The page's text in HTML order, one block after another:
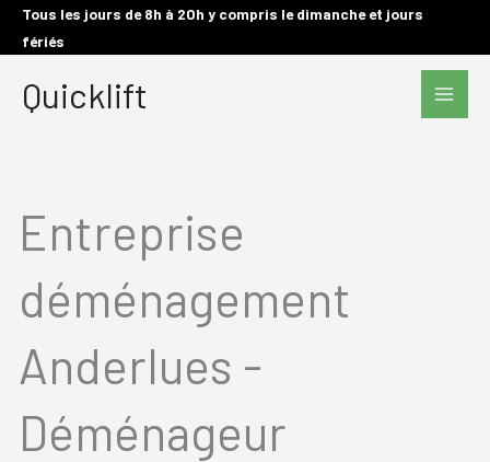
AllerTous les jours de 8h à 20h y compris le dimanche et jours
fériés
Quicklift
Main
Entreprise
déménagement
Anderlues -
Déménageur